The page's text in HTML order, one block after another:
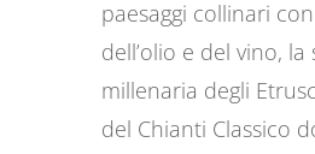
paesaggi collinari
dell’olio e del vino, la
millenaria degli
del Chianti Classico